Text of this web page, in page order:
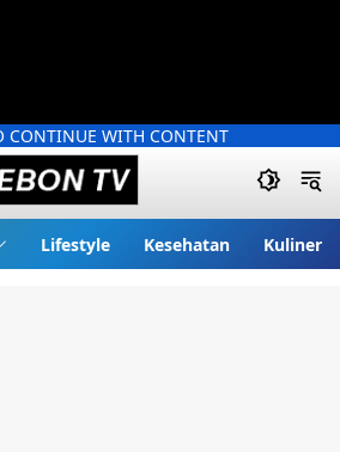
CONTINUE WITH CONTENT
Lifestyle Kesehatan Kuliner